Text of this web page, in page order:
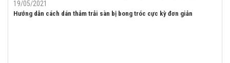
19/05/2021
Hướng dẫn cách dán thảm trải sàn bị bong tróc cực kỳ đơn giản